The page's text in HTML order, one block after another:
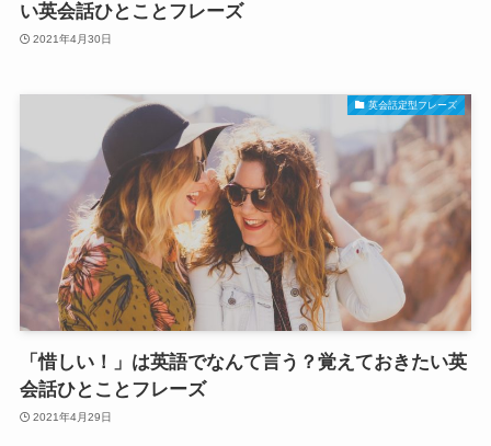
い英会話ひとことフレーズ
2021年4月30日
英会話定型フレーズ
「惜しい！」は英語でなんて言う？覚えておきたい英
会話ひとことフレーズ
2021年4月29日